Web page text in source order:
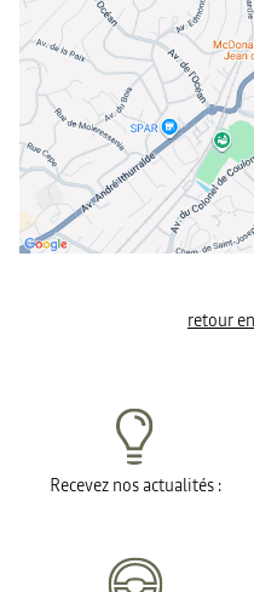
retour
Recevez nos actualités :